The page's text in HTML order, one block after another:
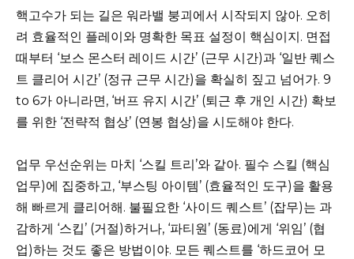
핵고수가 되는 길은 워라밸 붕괴에서 시작되지 않아. 오히
려 효율적인 플레이와 명확한 목표 설정이 핵심이지. 면접
때부터 ‘보스 몬스터 레이드 시간’ (근무 시간)과 ‘일반 퀘스
트 클리어 시간’ (정규 근무 시간)을 확실히 짚고 넘어가. 9
to 6가 아니라면, ‘버프 유지 시간’ (퇴근 후 개인 시간) 확보
를 위한 ‘전략적 협상’ (연봉 협상)을 시도해야 한다.
업무 우선순위는 마치 ‘스킬 트리’와 같아. 필수 스킬 (핵심
업무)에 집중하고, ‘부스팅 아이템’ (효율적인 도구)을 활용
해 빠르게 클리어해. 불필요한 ‘사이드 퀘스트’ (잡무)는 과
감하게 ‘스킵’ (거절)하거나, ‘파티원’ (동료)에게 ‘위임’ (협
업)하는 것도 좋은 방법이야. 모든 퀘스트를 ‘하드코어 모